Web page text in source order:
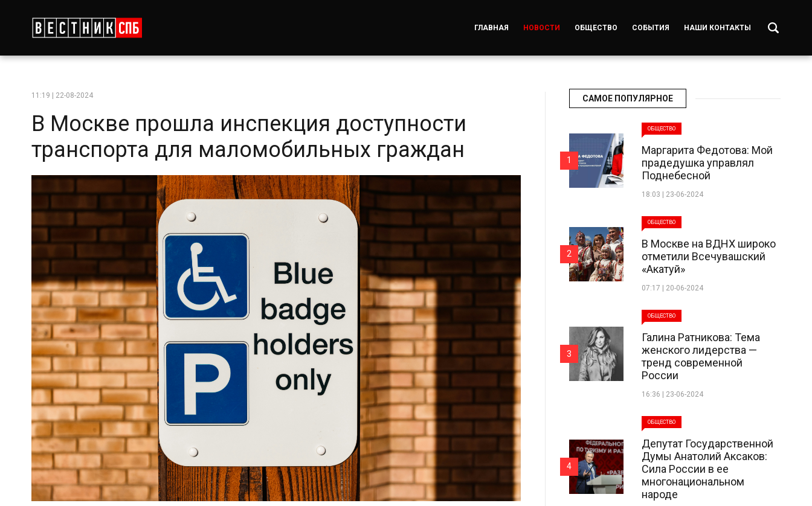
ГЛАВНАЯ НОВОСТИ ОБЩЕСТВО СОБЫТИЯ НАШИ КОНТАКТЫ
11:19 | 22-08-2024
В Москве прошла инспекция доступности
транспорта для маломобильных граждан
САМОЕ ПОПУЛЯРНОЕ
ОБЩЕСТВО
Маргарита Федотова: Мой
прадедушка управлял
Поднебесной
18:03 | 23-06-2024
1
ОБЩЕСТВО
В Москве на ВДНХ широко
отметили Всечувашский
«Акатуй»
07:17 | 20-06-2024
2
ОБЩЕСТВО
Галина Ратникова: Тема
женского лидерства —
тренд современной
России
16:36 | 23-06-2024
3
ОБЩЕСТВО
Депутат Государственной
Думы Анатолий Аксаков:
Сила России в ее
многонациональном
народе
4